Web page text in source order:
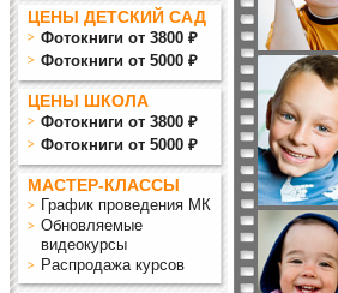
ЦЕНЫ ДЕТСКИЙ САД
Фотокниги от 3800 ₽
Фотокниги от 5000 ₽
ЦЕНЫ ШКОЛА
Фотокниги от 3800 ₽
Фотокниги от 5000 ₽
МАСТЕР-КЛАССЫ
График проведения МК
Обновляемые
видеокурсы
Распродажа курсов